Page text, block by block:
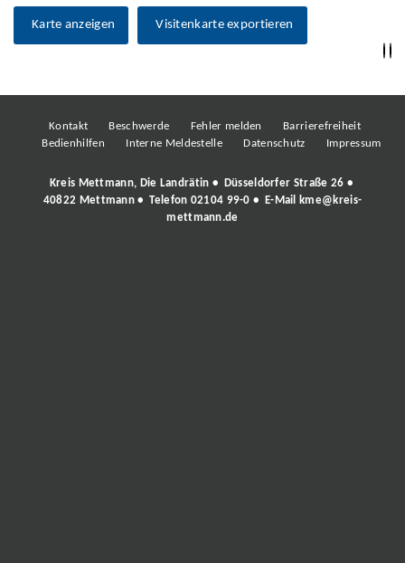
Karte anzeigen Visitenkarte exportieren
Kontakt Beschwerde Fehler melden
Barrierefreiheit
Bedienhilfen
Interne Meldestelle Datenschutz Impressum
Kreis Mettmann, Die Landrätin • Düsseldorfer Straße 26 •
40822 Mettmann • Telefon 02104 99-0 • E-Mail
kme@kreis-
mettmann.de